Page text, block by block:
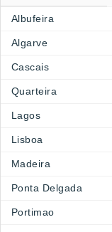
Albufeira
Algarve
Cascais
Quarteira
Lagos
Lisboa
Madeira
Ponta Delgada
Portimao